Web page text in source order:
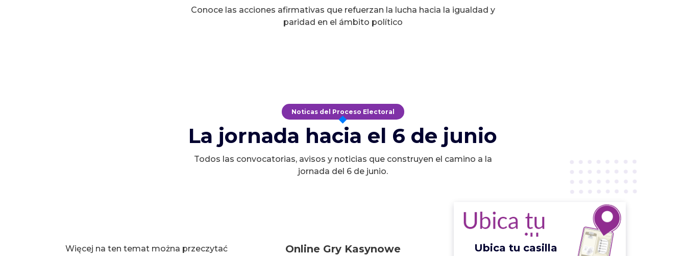
Conoce las acciones afirmativas que refuerzan la lucha hacia la igualdad y
paridad en el ámbito político
Noticas del Proceso Electoral
La jornada hacia el 6 de junio
Todos las convocatorias, avisos y noticias que construyen el camino a la
jornada del 6 de junio.
Więcej na ten temat można przeczytać
Online Gry Kasynowe
Online Gry Kasynowe Ubica tu casilla